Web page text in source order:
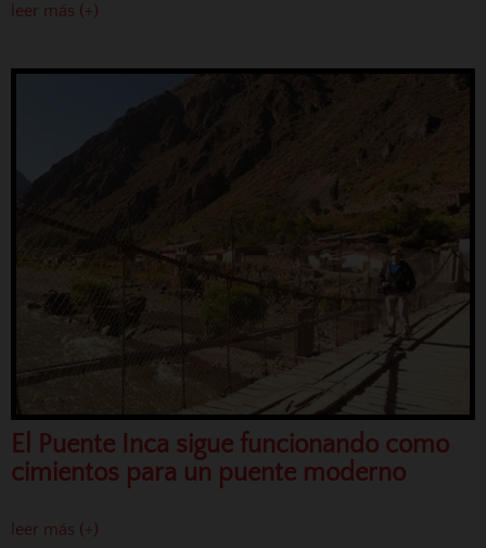
leer más (+)
El Puente Inca sigue funcionando como
cimientos para un puente moderno
leer más (+)